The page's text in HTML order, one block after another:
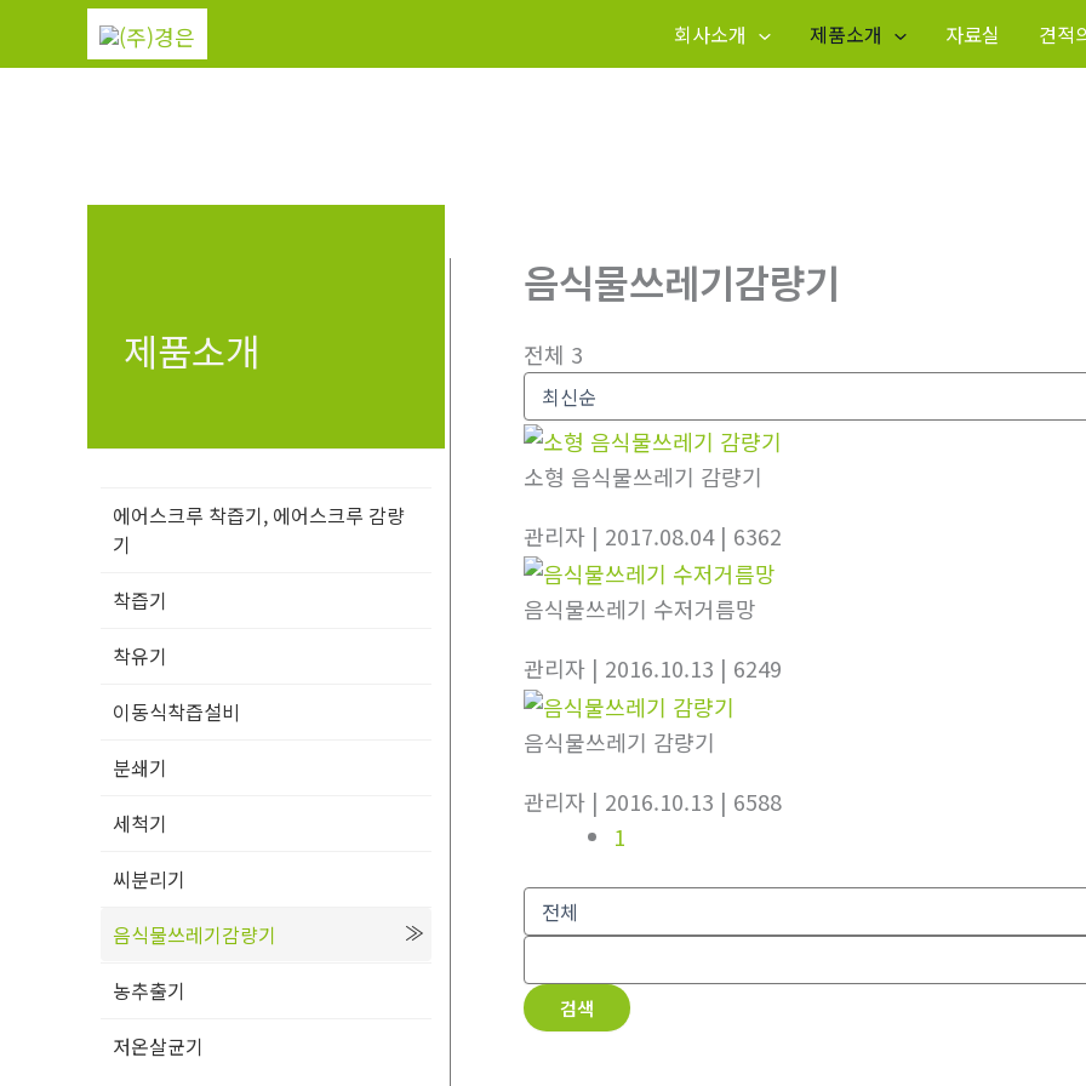
회사소개 제품소개 자료실 견적
제품소개
에어스크루 착즙기, 에어스크루 감량
기
착즙기
착유기
이동식착즙설비
분쇄기
세척기
씨분리기
음식물쓰레기감량기
농추출기
저온살균기
음식물쓰레기감량기
전체 3
소형 음식물쓰레기 감량기
관리자 | 2017.08.04 | 6362
음식물쓰레기 수저거름망
관리자 | 2016.10.13 | 6249
음식물쓰레기 감량기
관리자 | 2016.10.13 | 6588
1
검색